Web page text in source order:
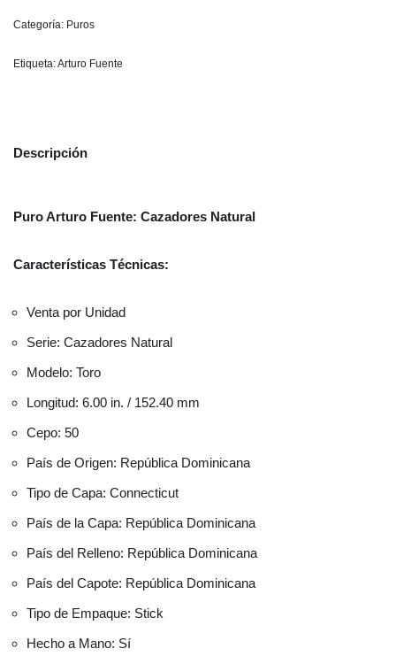
Categoría: Puros
Etiqueta:Arturo Fuente
Descripción
Puro Arturo Fuente: Cazadores Natural
Características Técnicas:
Venta por Unidad
Serie: Cazadores Natural
Modelo: Toro
Longitud: 6.00 in. / 152.40 mm
Cepo: 50
País de Origen: República Dominicana
Tipo de Capa: Connecticut
País de la Capa: República Dominicana
País del Relleno: República Dominicana
País del Capote: República Dominicana
Tipo de Empaque: Stick
Hecho a Mano: Sí